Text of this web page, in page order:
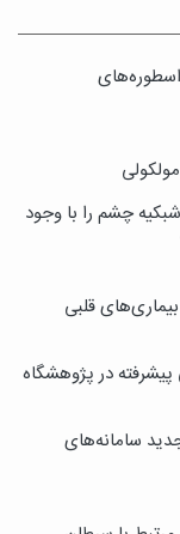
چشم را با وجود
قلبی
در پژوهشگاه
سامانه‌های